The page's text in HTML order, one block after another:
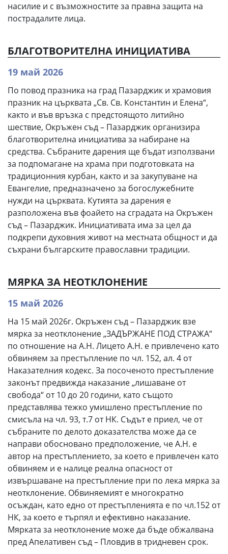
насилие и с възможностите за правна защита на
пострадалите лица.
БЛАГОТВОРИТЕЛНА ИНИЦИАТИВА
19 май 2026
По повод празника на град Пазарджик и храмовия
празник на църквата „Св. Св. Константин и Елена“,
както и във връзка с предстоящото литийно
шествие, Окръжен съд – Пазарджик организира
благотворителна инициатива за набиране на
средства. Събраните дарения ще бъдат използвани
за подпомагане на храма при подготовката на
традиционния курбан, както и за закупуване на
Евангелие, предназначено за богослужебните
нужди на църквата. Кутията за дарения е
разположена във фоайето на сградата на Окръжен
съд – Пазарджик. Инициативата има за цел да
подкрепи духовния живот на местната общност и да
съхрани българските православни традиции.
МЯРКА ЗА НЕОТКЛОНЕНИЕ
15 май 2026
На 15 май 2026г. Окръжен съд – Пазарджик взе
мярка за неотклонение „ЗАДЪРЖАНЕ ПОД СТРАЖА“
по отношение на А.Н. Лицето А.Н. е привлечено като
обвиняем за престъпление по чл. 152, ал. 4 от
Наказателния кодекс. За посоченото престъпление
законът предвижда наказание „лишаване от
свобода“ от 10 до 20 години, като същото
представлява тежко умишлено престъпление по
смисъла на чл. 93, т.7 от НК. Съдът е приел, че от
събраните по делото доказателства може да се
направи обосновано предположение, че А.Н. е
автор на престъплението, за което е привлечен като
обвиняем и е налице реална опасност от
извършаване на престъпление при по лека мярка за
неотклонение. Обвиняемият е многократно
осъждан, като едно от престъпленията е по чл.152 от
НК, за което е търпял и ефективно наказание.
Мярката за неотклонение може да бъде обжалвана
пред Апелативен съд – Пловдив в тридневен срок.